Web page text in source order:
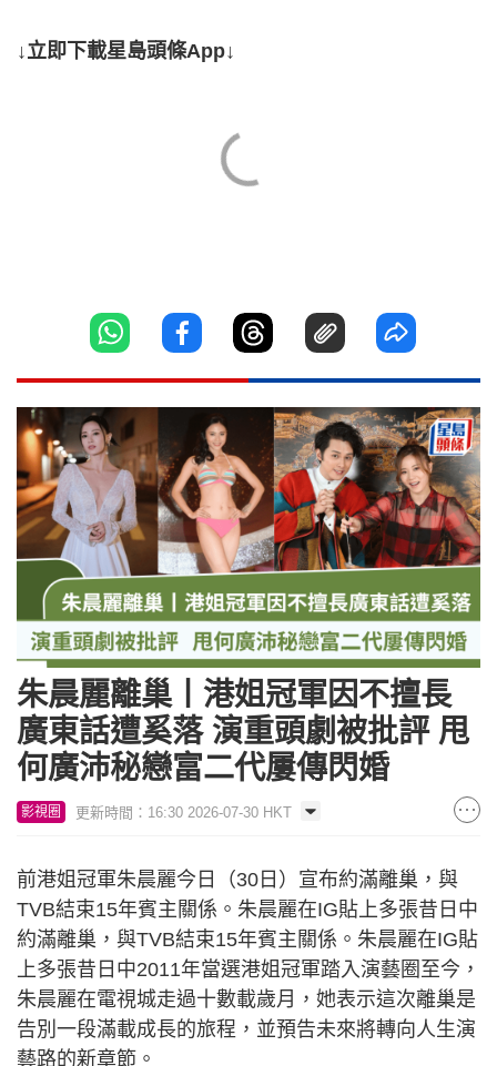
↓立即下載星島頭條App↓
朱晨麗離巢丨港姐冠軍因不擅長
廣東話遭奚落 演重頭劇被批評 甩
何廣沛秘戀富二代屢傳閃婚
影視圈 更新時間：16:30 2026-07-30 HKT
前港姐冠軍朱晨麗今日（30日）宣布約滿離巢，與
TVB結束15年賓主關係。朱晨麗在IG貼上多張昔日中
約滿離巢，與TVB結束15年賓主關係。朱晨麗在IG貼
上多張昔日中2011年當選港姐冠軍踏入演藝圈至今，
朱晨麗在電視城走過十數載歲月，她表示這次離巢是
告別一段滿載成長的旅程，並預告未來將轉向人生演
藝路的新章節。